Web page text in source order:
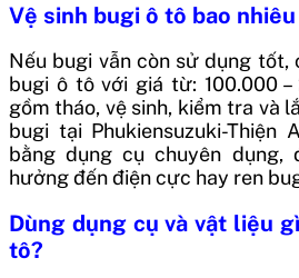
Vệ sinh bugi ô tô bao
Nếu bugi vẫn còn sử dụng tốt,
bugi ô tô với giá từ: 100.000
gồm tháo, vệ sinh, kiểm tra và
bugi tại Phukiensuzuki-Thiện
bằng dụng cụ chuyên dụng,
hưởng đến điện cực hay ren
Dùng dụng cụ và vật liệu
tô?